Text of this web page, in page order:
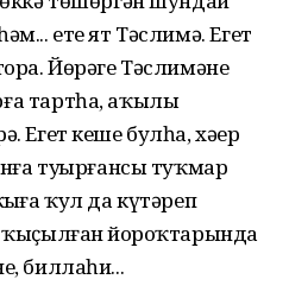
ете ят Тәслимә. Егет
Йөрәге Тәслимәне
тартһа, аҡылы
Егет кеше булһа, хәҙер
туҙҙырғансы туҡмар
ҡул да күтәреп
йоҙроҡтарында
биллаһи...